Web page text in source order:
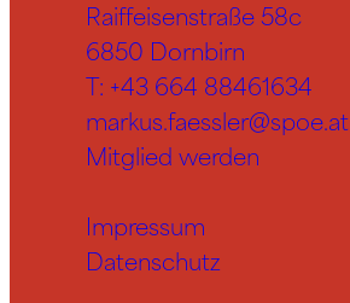
Raiffeisenstraße 58c
6850 Dornbirn
T: +43 664 88461634
markus.faessler@spoe.at
Mitglied werden
Impressum
Datenschutz